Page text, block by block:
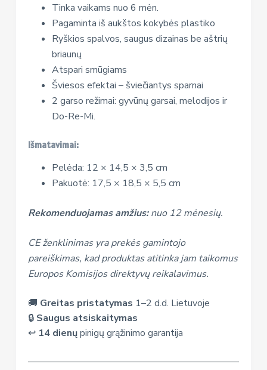
Tinka vaikams nuo 6 mėn.
Pagaminta iš aukštos kokybės plastiko
Ryškios spalvos, saugus dizainas be aštrių
briaunų
Atspari smūgiams
Šviesos efektai – šviečiantys sparnai
2 garso režimai: gyvūnų garsai, melodijos ir
Do-Re-Mi.
Išmatavimai:
Pelėda: 12 × 14,5 × 3,5 cm
Pakuotė: 17,5 × 18,5 × 5,5 cm
Rekomenduojamas amžius:nuo 12 mėnesių.
CE ženklinimas yra prekės gamintojo
pareiškimas, kad produktas atitinka jam taikomus
Europos Komisijos direktyvų reikalavimus.
🚚 Greitas pristatymas 1–2 d.d. Lietuvoje
🔒 Saugus atsiskaitymas
↩️ 14 dienųpinigų grąžinimo garantija